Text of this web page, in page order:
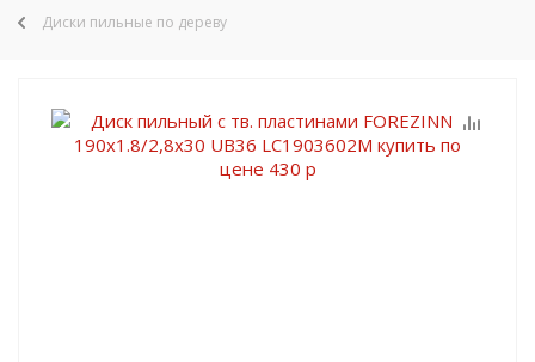
Диски пильные по дереву